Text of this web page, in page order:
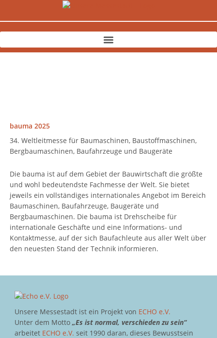
bauma 2025
34. Weltleitmesse für Baumaschinen, Baustoffmaschinen,
Bergbaumaschinen, Baufahrzeuge und Baugeräte
Die bauma ist auf dem Gebiet der Bauwirtschaft die größte
und wohl bedeutendste Fachmesse der Welt. Sie bietet
jeweils ein vollständiges internationales Angebot im Bereich
Baumaschinen, Baufahrzeuge, Baugeräte und
Bergbaumaschinen. Die bauma ist Drehscheibe für
internationale Geschäfte und eine Informations- und
Kontaktmesse, auf der sich Baufachleute aus aller Welt über
den neuesten Stand der Technik informieren.
Unsere Messestadt ist ein Projekt von ECHO e.V.
Unter dem Motto „Es ist normal, verschieden zu sein“
arbeitet ECHO e.V. seit 1990 daran, dieses Bewusstsein